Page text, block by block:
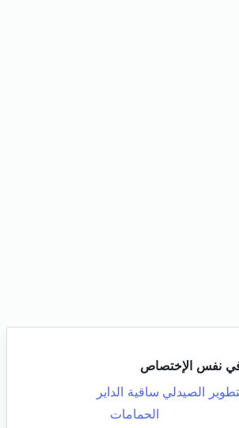
نفس الإختصاص
الصيدلي ساقية الداير
الحمامات